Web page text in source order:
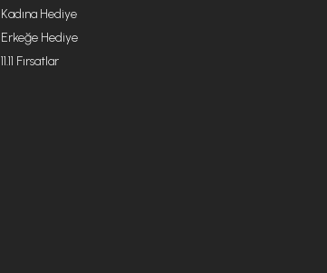
Kadına Hediye
Erkeğe Hediye
11.11 Fırsatlar